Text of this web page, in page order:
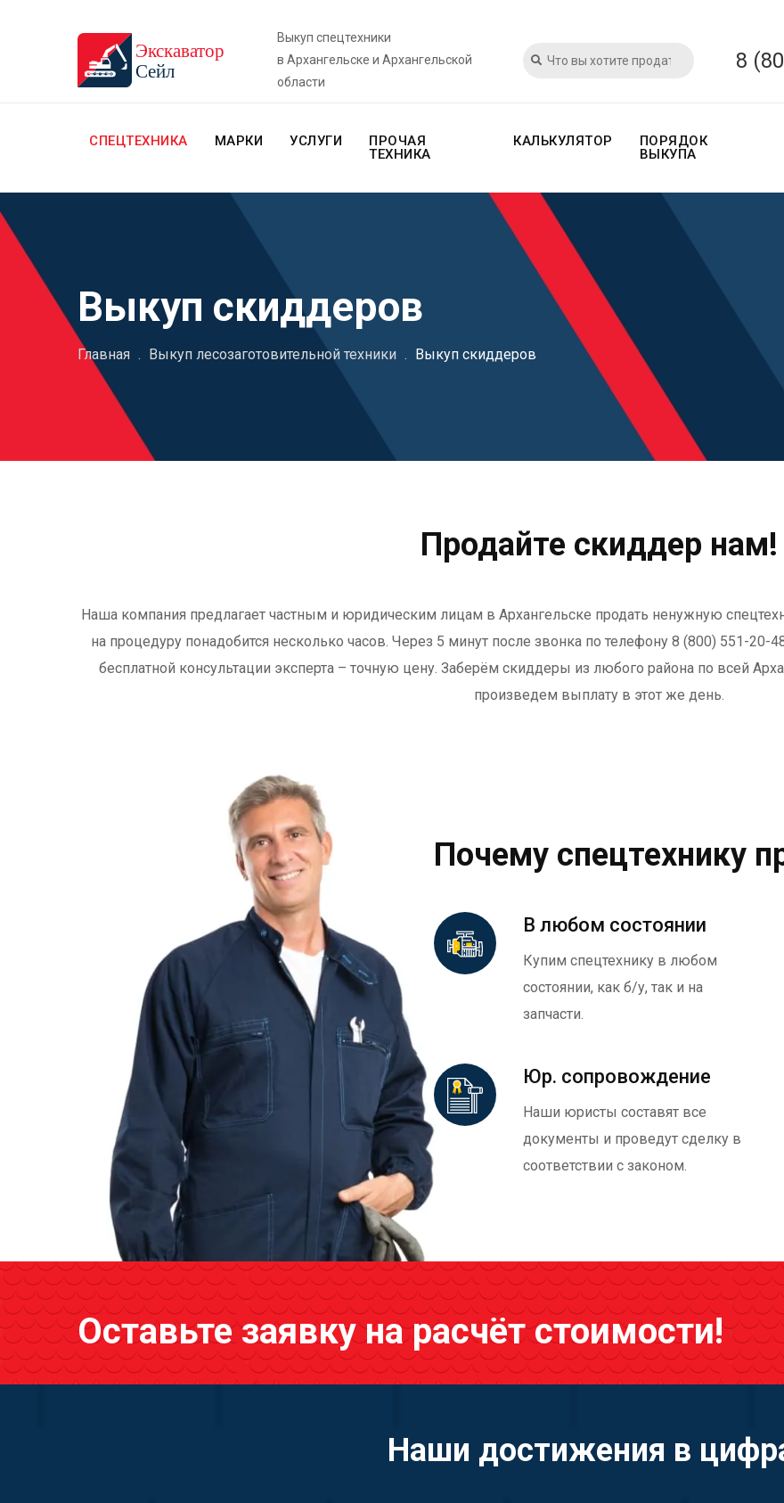
Выкуп спецтехники
в Архангельске и Архангельской
области
8
СПЕЦТЕХНИКА МАРКИ УСЛУГИ
ПРОЧАЯ
ТЕХНИКА
КАЛЬКУЛЯТОР
ПОРЯДОК
ВЫКУПА
Выкуп скиддеров
Главная . Выкуп лесозаготовительной техники . Выкуп скиддеров
Продайте скиддер нам!
Наша компания предлагает частным и юридическим лицам в Архангельске продать ненужную
на процедуру понадобится несколько часов. Через 5 минут после звонка по телефону 8 (800) 551-20-
бесплатной консультации эксперта – точную цену. Заберём скиддеры из любого района по всей
произведем выплату в этот же день.
Почему спецтехнику
В любом состоянии
Купим спецтехнику в любом
состоянии, как б/у, так и на
запчасти.
Юр. сопровождение
Наши юристы составят все
документы и проведут сделку в
соответствии с законом.
Оставьте заявку на расчёт стоимости!
Наши достижения в